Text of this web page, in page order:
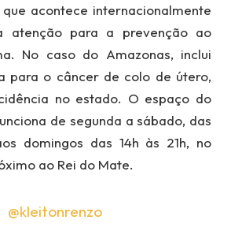
que acontece internacionalmente
atenção para a prevenção ao
No caso do Amazonas, inclui
para o câncer de colo de útero,
no estado. O espaço do
de segunda a sábado, das
domingos das 14h às 21h, no
ao Rei do Mate.
@kleitonrenzo